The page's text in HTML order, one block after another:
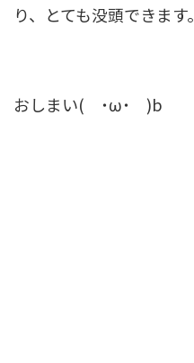
り、とても没頭できます。
おしまい( ˙ω˙ )b